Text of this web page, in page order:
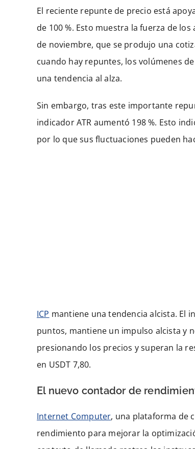
El reciente repunte de precio está
de 100 %. Esto muestra la fuerza de
de noviembre, que se produjo una
cuando hay repuntes, los volúmenes
una tendencia al alza.
Sin embargo, tras este importante
indicador ATR aumentó 198 %. Esto
por lo que sus fluctuaciones pueden
ICP mantiene una tendencia alcista. El
puntos, mantiene un impulso alcista y
presionando los precios y superan la
en USDT 7,80.
El nuevo contador de
Internet Computer, una plataforma de
rendimiento para mejorar la